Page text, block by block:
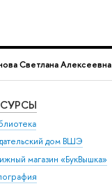
Светлана Алексеевна
дом ВШЭ
магазин «БукВышка»